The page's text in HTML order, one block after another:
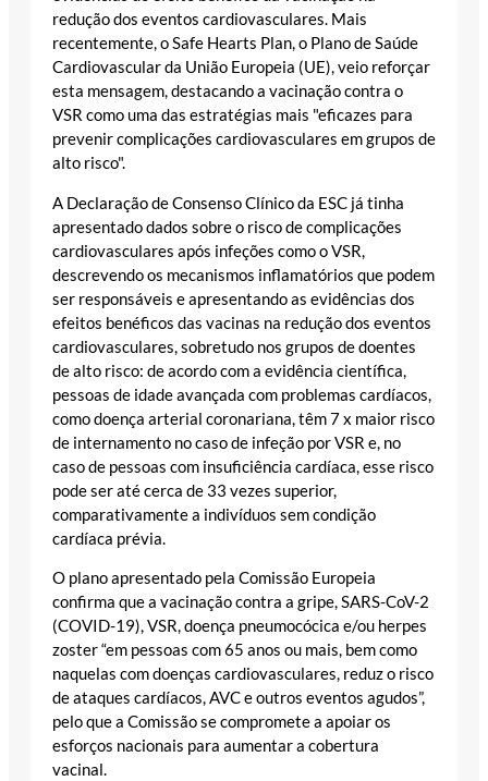
redução dos eventos cardiovasculares. Mais
recentemente, o Safe Hearts Plan, o Plano de Saúde
Cardiovascular da União Europeia (UE), veio reforçar
esta mensagem, destacando a vacinação contra o
VSR como uma das estratégias mais "eficazes para
prevenir complicações cardiovasculares em grupos de
alto risco".
A Declaração de Consenso Clínico da ESC já tinha
apresentado dados sobre o risco de complicações
cardiovasculares após infeções como o VSR,
descrevendo os mecanismos inflamatórios que podem
ser responsáveis e apresentando as evidências dos
efeitos benéficos das vacinas na redução dos eventos
cardiovasculares, sobretudo nos grupos de doentes
de alto risco: de acordo com a evidência científica,
pessoas de idade avançada com problemas cardíacos,
como doença arterial coronariana, têm 7 x maior risco
de internamento no caso de infeção por VSR e, no
caso de pessoas com insuficiência cardíaca, esse risco
pode ser até cerca de 33 vezes superior,
comparativamente a indivíduos sem condição
cardíaca prévia.
O plano apresentado pela Comissão Europeia
confirma que a vacinação contra a gripe, SARS-CoV-2
(COVID-19), VSR, doença pneumocócica e/ou herpes
zoster “em pessoas com 65 anos ou mais, bem como
naquelas com doenças cardiovasculares, reduz o risco
de ataques cardíacos, AVC e outros eventos agudos”,
pelo que a Comissão se compromete a apoiar os
esforços nacionais para aumentar a cobertura
vacinal.